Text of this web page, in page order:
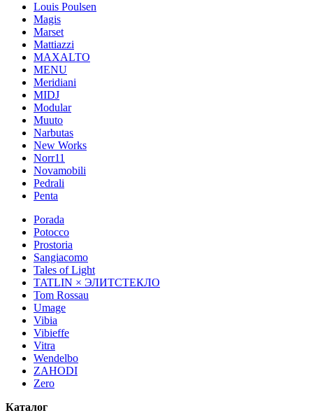
Louis Poulsen
Magis
Marset
Mattiazzi
MAXALTO
MENU
Meridiani
MIDJ
Modular
Muuto
Narbutas
New Works
Norr11
Novamobili
Pedrali
Penta
Porada
Potocco
Prostoria
Sangiacomo
Tales of Light
TATLIN × ЭЛИТСТЕКЛО
Tom Rossau
Umage
Vibia
Vibieffe
Vitra
Wendelbo
ZAHODI
Zero
Каталог